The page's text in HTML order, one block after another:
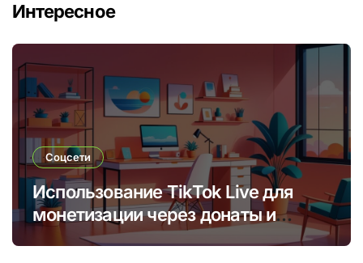
Интересное
Соцсети
Использование TikTok Live для
монетизации через донаты и
платные подписки